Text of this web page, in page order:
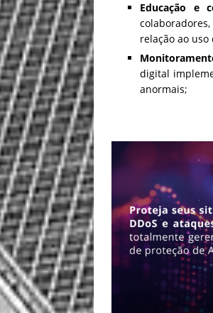
Educação e
relação ao
digital
anormais;